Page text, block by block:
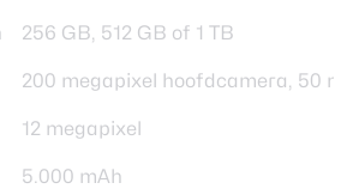
256 GB, 512 GB of 1 TB
200 megapixel hoofdcamera, 50
12 megapixel
5.000 mAh